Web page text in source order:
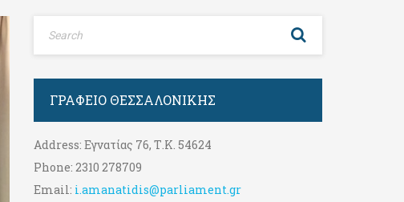
ΓΡΑΦΕΊΟ ΘΕΣΣΑΛΟΝΊΚΗΣ
Address: Εγνατίας 76, Τ.Κ. 54624
Phone: 2310 278709
Email: i.amanatidis@parliament.gr